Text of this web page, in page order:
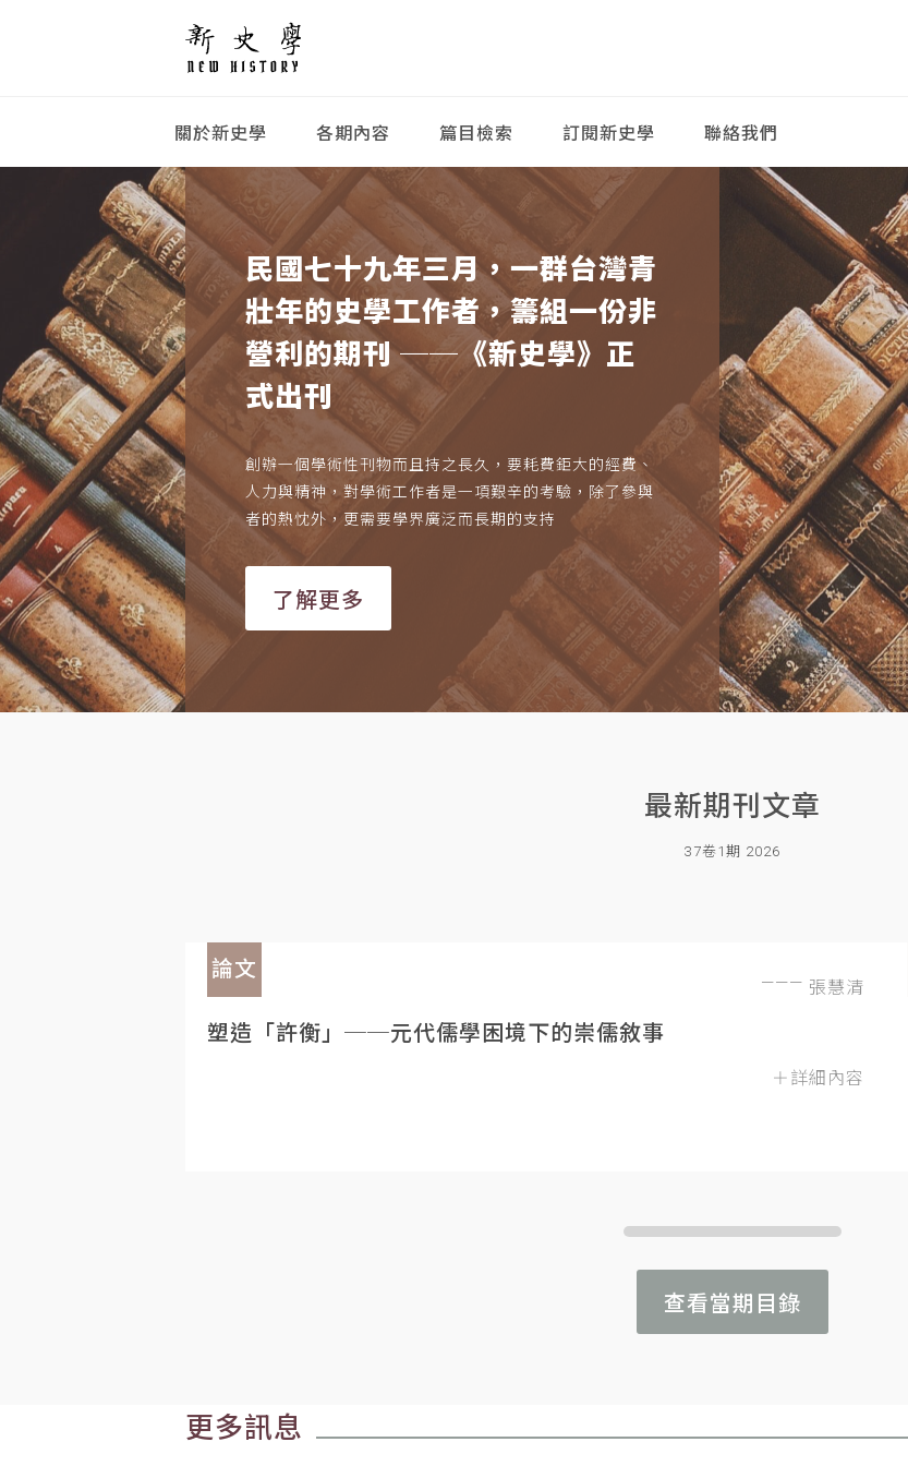
關於新史學 各期內容 篇目檢索 訂閱新史學 聯絡我們
民國七十九年三月，一群台灣青
壯年的史學工作者，籌組一份非
營利的期刊 ──《新史學》正
式出刊
創辦一個學術性刊物而且持之長久，要耗費鉅大的經費、
人力與精神，對學術工作者是一項艱辛的考驗，除了參與
者的熱忱外，更需要學界廣泛而長期的支持
了解更多
最新期刊文章
37卷1期 2026
論文
張慧清
塑造「許衡」──元代儒學困境下的崇儒敘事
＋詳細內容
查看當期目錄
更多訊息